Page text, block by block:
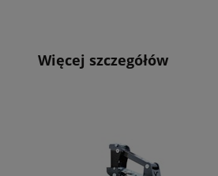
Więcej szczegółów